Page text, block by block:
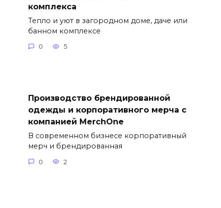
комплекса
Тепло и уют в загородном доме, даче или
банном комплексе
0 5
Производство брендированной
одежды и корпоративного мерча с
компанией MerchOne
В современном бизнесе корпоративный
мерч и брендированная
0 2